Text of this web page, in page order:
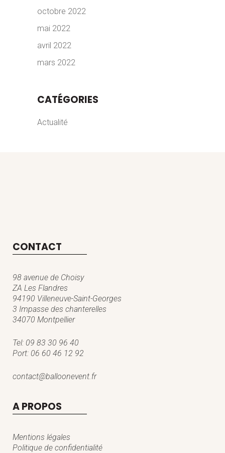
octobre 2022
mai 2022
avril 2022
mars 2022
CATÉGORIES
Actualité
CONTACT
98 avenue de Choisy
ZA Les Flandres
94190 Villeneuve-Saint-Georges
3 Impasse des chanterelles
34070 Montpellier
Tel: 09 83 30 96 40
Port: 06 60 46 12 92
contact@balloonevent.fr
A PROPOS
Mentions légales
Politique de confidentialité